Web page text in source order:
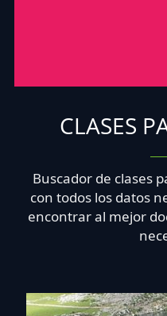
CLASES
Buscador de clases
con todos los datos
encontrar al mejor